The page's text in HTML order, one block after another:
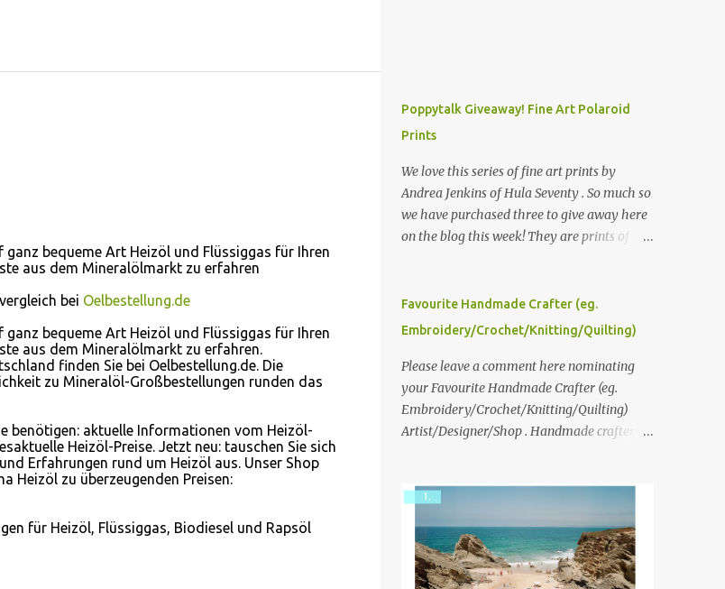
bequeme Art Heizöl und Flüssiggas für Ihren
aus dem Mineralölmarkt zu erfahren
bei Oelbestellung.de
bequeme Art Heizöl und Flüssiggas für Ihren
aus dem Mineralölmarkt zu erfahren.
finden Sie bei Oelbestellung.de. Die
zu Mineralöl-Großbestellungen runden das
benötigen: aktuelle Informationen vom Heizöl-
Heizöl-Preise. Jetzt neu: tauschen Sie sich
Erfahrungen rund um Heizöl aus. Unser Shop
Heizöl zu überzeugenden Preisen:
für Heizöl, Flüssiggas, Biodiesel und Rapsöl
Poppytalk Giveaway! Fine Art Polaroid
Prints
We love this series of fine art prints by
Andrea Jenkins of Hula Seventy . So much so
we have purchased three to give away here
on the blog this week! They are prints of
here to read more about how and why
Andrea created the series and here to see
please leave a comment here (at this post)
answering the following: No. 1: What you
dreamed of becoming as a child? No. 2:
What do you dream of now? We will pick the
run through to Thursday, June 3rd at 9pm
Favourite Handmade Crafter (eg.
Embroidery/Crochet/Knitting/Quilting)
Please leave a comment here nominating
your Favourite Handmade Crafter (eg.
Embroidery/Crochet/Knitting/Quilting)
Artist/Designer/Shop . Handmade crafter is
mixed.